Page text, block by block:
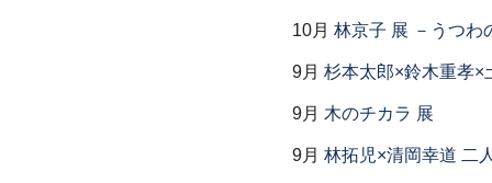
10月 林京子 展 －うつわ
9月 杉本太郎×鈴木重孝×
9月 木のチカラ 展
9月 林拓児×清岡幸道 二